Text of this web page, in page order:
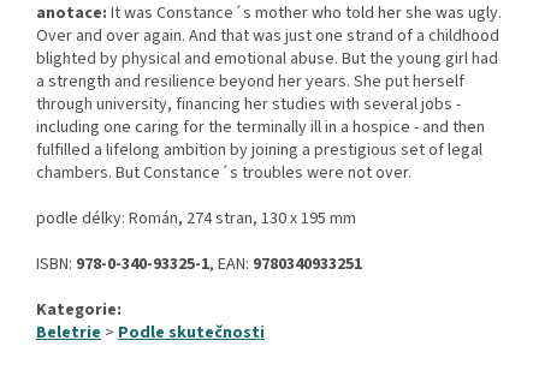
anotace: It was Constance´s mother who told her she was ugly.
Over and over again. And that was just one strand of a childhood
blighted by physical and emotional abuse. But the young girl had
a strength and resilience beyond her years. She put herself
through university, financing her studies with several jobs -
including one caring for the terminally ill in a hospice - and then
fulfilled a lifelong ambition by joining a prestigious set of legal
chambers. But Constance´s troubles were not over.
podle délky: Román, 274 stran, 130 x 195 mm
ISBN: 978-0-340-93325-1, EAN: 9780340933251
Kategorie:
Beletrie > Podle skutečnosti